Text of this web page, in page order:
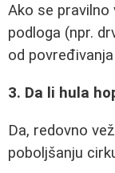
Ako se
podloga (npr.
od
3. Da li hula
Da, redovno
poboljšanju